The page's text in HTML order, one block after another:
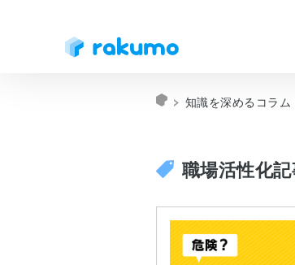
知識を深めるコラム
職場活性化